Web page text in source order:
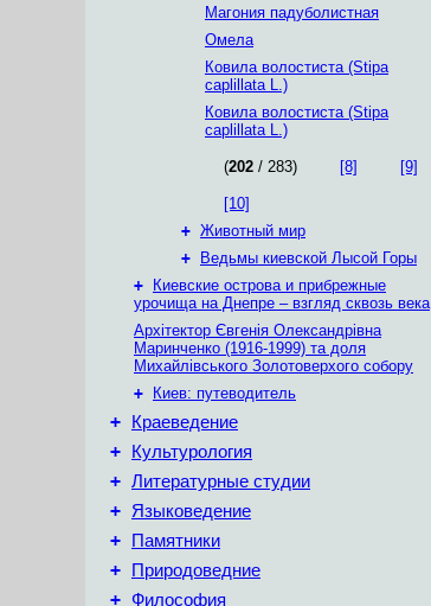
Магония падуболистная
Омела
Ковила волостиста (Stipa
caplillata L.)
Ковила волостиста (Stipa
caplillata L.)
(202 / 283) [8] [9]
[10]
+ Животный мир
+
Ведьмы киевской Лысой Горы
+
Киевские острова и прибрежные
урочища на Днепре – взгляд сквозь века
Архітектор Євгенія Олександрівна
Маринченко (1916-1999) та доля
Михайлівського Золотоверхого собору
+
Киев: путеводитель
+ Краеведение
+ Культурология
+ Литературные студии
+ Языковедение
+ Памятники
+ Природоведние
+ Философия